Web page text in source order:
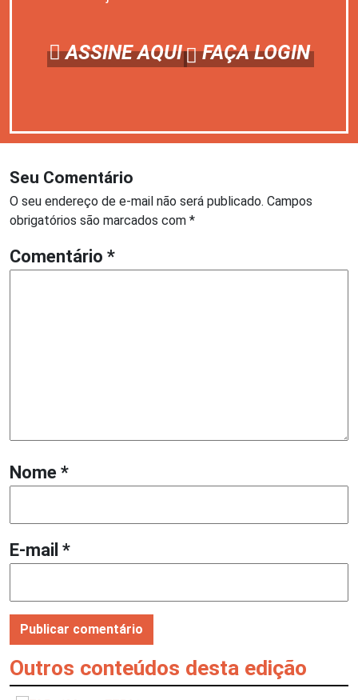
ASSINE AQUI FAÇA LOGIN
Seu Comentário
O seu endereço de e-mail não será publicado. Campos
obrigatórios são marcados com *
Comentário *
Nome *
E-mail *
Outros conteúdos desta edição